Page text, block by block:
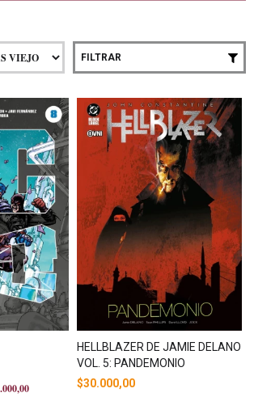
FILTRAR
HELLBLAZER DE JAMIE DELANO
VOL. 5: PANDEMONIO
$30.000,00